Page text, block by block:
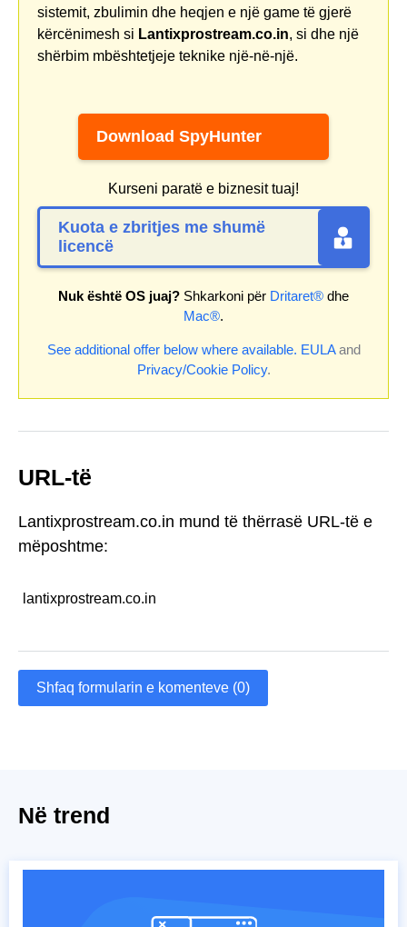
sistemit, zbulimin dhe heqjen e një game të gjerë
kërcënimesh si Lantixprostream.co.in, si dhe një
shërbim mbështetjeje teknike një-në-një.
Download SpyHunter
Kurseni paratë e biznesit tuaj!
Kuota e zbritjes me shumë
licencë
Nuk është OS juaj? Shkarkoni për Dritaret® dhe
Mac®.
See additional offer below where available. EULAand
Privacy/Cookie Policy.
URL-të
Lantixprostream.co.in mund të thërrasë URL-të e
mëposhtme:
lantixprostream.co.in
Shfaq formularin e komenteve (0)
Në trend